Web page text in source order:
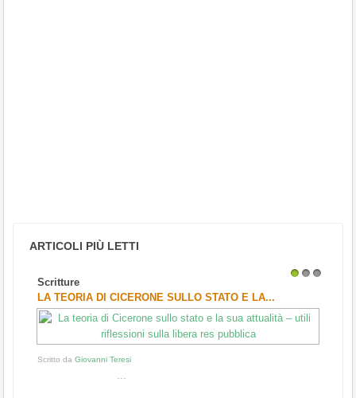
ARTICOLI PIÙ LETTI
Scritture
LA TEORIA DI CICERONE SULLO STATO E LA...
Scritto da Giovanni Teresi
...